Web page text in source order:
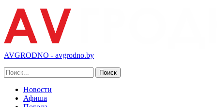
AVGRODNO - avgrodno.by
Новости
Афиша